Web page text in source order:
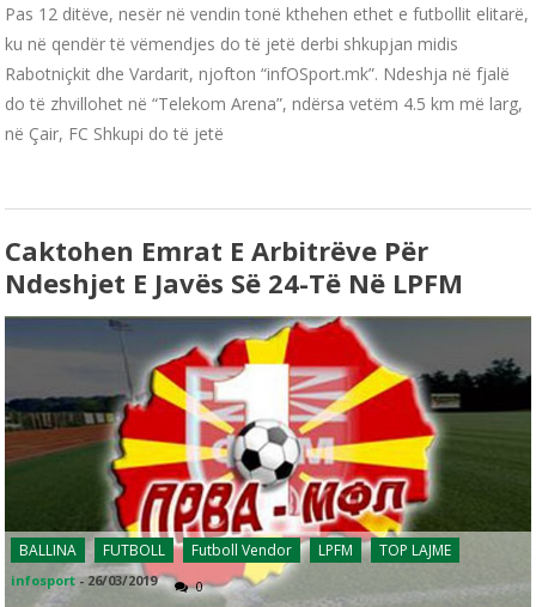
Pas 12 ditëve, nesër në vendin tonë kthehen ethet e futbollit elitarë,
ku në qendër të vëmendjes do të jetë derbi shkupjan midis
Rabotniçkit dhe Vardarit, njofton “infOSport.mk”. Ndeshja në fjalë
do të zhvillohet në “Telekom Arena”, ndërsa vetëm 4.5 km më larg,
në Çair, FC Shkupi do të jetë
Caktohen Emrat E Arbitrëve Për
Ndeshjet E Javës Së 24-Të Në LPFM
BALLINA FUTBOLL Futboll Vendor LPFM TOP LAJME
infosport -26/03/2019 0